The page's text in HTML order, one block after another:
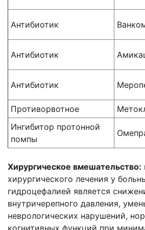
Антибиотик
Антибиотик
Антибиотик
Противорвотное
Ингибитор протонной
помпы
Хирургическое вмешательство:
хирургического лечения у
гидроцефалией является
внутричерепного давления,
неврологических нарушений,
когнитивных функций при